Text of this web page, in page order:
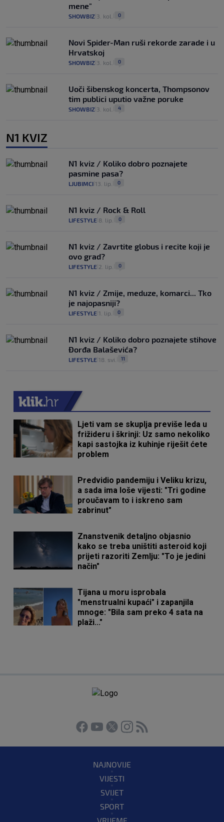
mene"
SHOWBIZ 3. kol. 0
Novi Spider-Man ruši rekorde zarade i u
Hrvatskoj
SHOWBIZ 3. kol. 0
Uoči šibenskog koncerta, Thompsonov
tim publici uputio važne poruke
SHOWBIZ 3. kol. 4
N1 KVIZ
N1 kviz / Koliko dobro poznajete
pasmine pasa?
LJUBIMCI 13. lip. 0
N1 kviz / Rock & Roll
LIFESTYLE 8. lip. 0
N1 kviz / Zavrtite globus i recite koji je
ovo grad?
LIFESTYLE 2. lip. 0
N1 kviz / Zmije, meduze, komarci... Tko
je najopasniji?
LIFESTYLE 1. lip. 0
N1 kviz / Koliko dobro poznajete stihove
Đorđa Balaševića?
LIFESTYLE 18. svi. 11
Ljeti vam se skuplja previše leda u
frižideru i škrinji: Uz samo nekoliko
kapi sastojka iz kuhinje riješit ćete
problem
Predvidio pandemiju i Veliku krizu,
a sada ima loše vijesti: "Tri godine
proučavam to i iskreno sam
zabrinut"
Znanstvenik detaljno objasnio
kako se treba uništiti asteroid koji
prijeti razoriti Zemlju: "To je jedini
način"
Tijana u moru isprobala
"menstrualni kupaći" i zapanjila
mnoge: "Bila sam preko 4 sata na
plaži..."
NAJNOVIJE
VIJESTI
SVIJET
SPORT
VRIJEME